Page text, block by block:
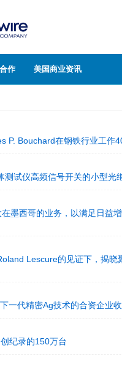
作 美国商业资讯
P. Bouchard在钢铁行业工作
测试仪高频信号开关的小型光
墨西哥的业务，以满足日益
Lescure的见证下，揭晓
一代精密Ag技术的合资企业
纪录的150万台